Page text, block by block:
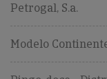
Petrogal, S.a.
Modelo